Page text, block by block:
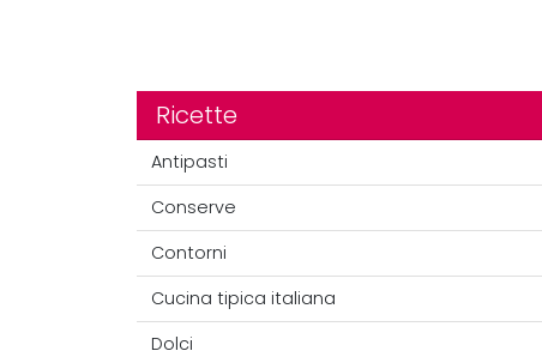
Ricette
Antipasti
Conserve
Contorni
Cucina tipica italiana
Dolci